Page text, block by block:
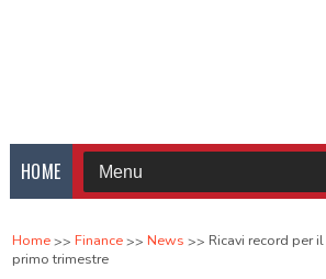
HOME
Home Finance News
Ricavi record per
primo trimestre